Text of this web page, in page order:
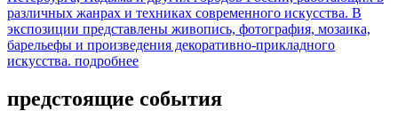
различных жанрах и техниках современного искусства. В
экспозиции представлены живопись, фотография, мозаика,
барельефы и произведения декоративно-прикладного
искусства. подробнее
предстоящие события